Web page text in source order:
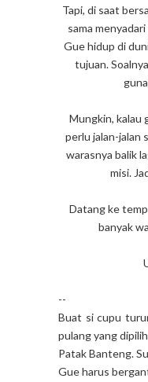
Tapi, di saat
sama
Gue hidup di
tujuan.
Mungkin, kalau
perlu jalan-jalan
warasnya balik
misi.
Datang ke
banyak
--
Buat si cupu
pulang yang
Patak Banteng.
Gue harus